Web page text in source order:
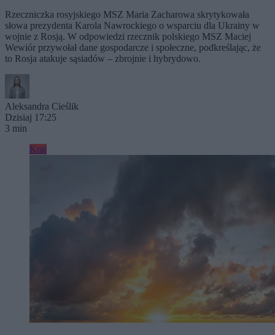
Rzeczniczka rosyjskiego MSZ Maria Zacharowa skrytykowała
słowa prezydenta Karola Nawrockiego o wsparciu dla Ukrainy w
wojnie z Rosją. W odpowiedzi rzecznik polskiego MSZ Maciej
Wewiór przywołał dane gospodarcze i społeczne, podkreślając, że
to Rosja atakuje sąsiadów – zbrojnie i hybrydowo.
Aleksandra Cieślik
Dzisiaj 17:25
3 min
Kraj